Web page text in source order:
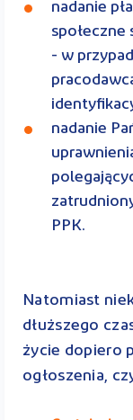
nadanie
- w
nadanie
PPK.
Natomiast
dłuższego
życie dopiero
ogłoszenia,